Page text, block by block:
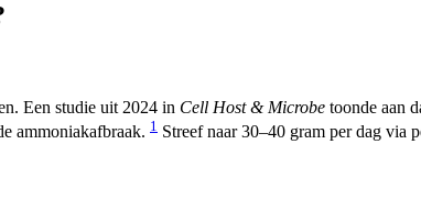
Een studie uit 2024 in Cell Host & Microbe toonde aan
ammoniakafbraak. 1 Streef naar 30–40 gram per dag via